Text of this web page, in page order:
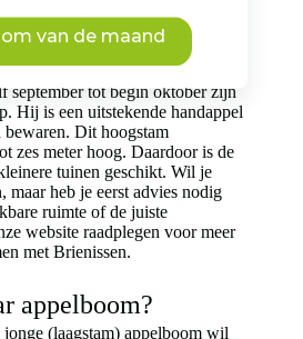
van de maand
bomen kweken. Je kunt er een
ook gelijk aan laten
boom. Een Elstar bloeit in april-
en trekt vlinders,
september tot begin oktober zijn
Hij is een uitstekende handappel
Dit hoogstam
zes meter hoog. Daardoor is de
tuinen geschikt. Wil je
maar heb je eerst advies nodig
ruimte of de juiste
website raadplegen voor meer
met Brienissen.
appelboom?
(laagstam) appelboom wil